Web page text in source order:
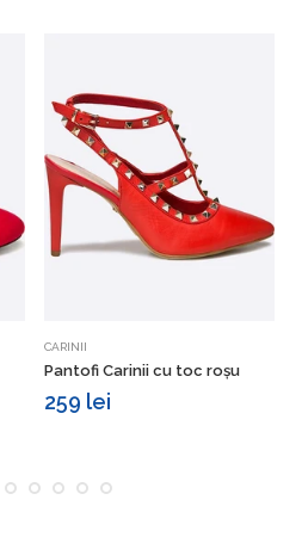
CARINII
Pantofi Carinii cu toc roșu
259 lei